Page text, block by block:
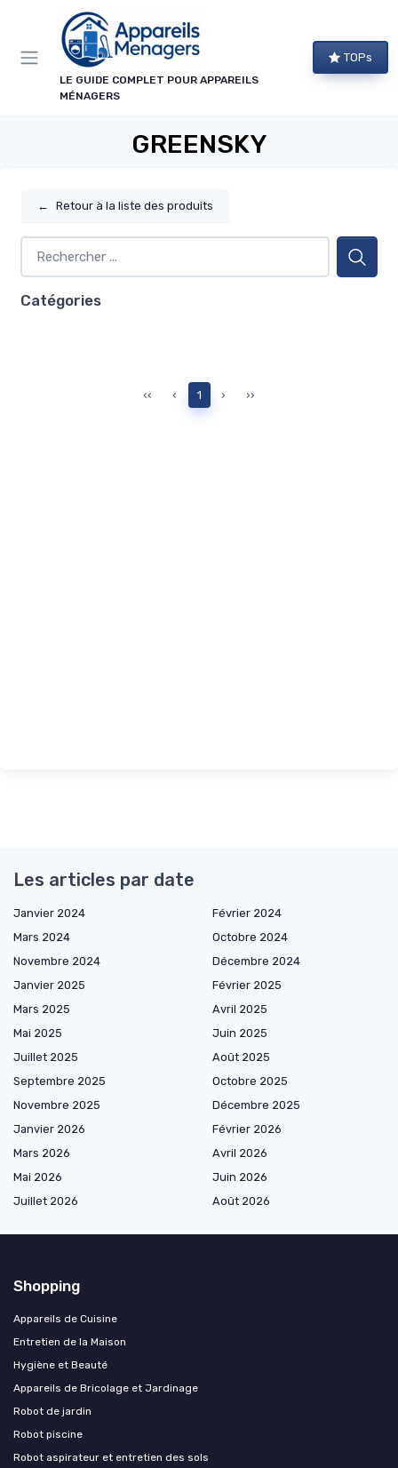
LE GUIDE COMPLET POUR APPAREILS
MÉNAGERS
TOPs
GREENSKY
← Retour à la liste des produits
Catégories
‹‹ ‹ 1 › ››
Les articles par date
Janvier 2024
Février 2024
Mars 2024
Octobre 2024
Novembre 2024
Décembre 2024
Janvier 2025
Février 2025
Mars 2025
Avril 2025
Mai 2025
Juin 2025
Juillet 2025
Août 2025
Septembre 2025
Octobre 2025
Novembre 2025
Décembre 2025
Janvier 2026
Février 2026
Mars 2026
Avril 2026
Mai 2026
Juin 2026
Juillet 2026
Août 2026
Shopping
Appareils de Cuisine
Entretien de la Maison
Hygiène et Beauté
Appareils de Bricolage et Jardinage
Robot de jardin
Robot piscine
Robot aspirateur et entretien des sols
Panneau de gestion des cookies